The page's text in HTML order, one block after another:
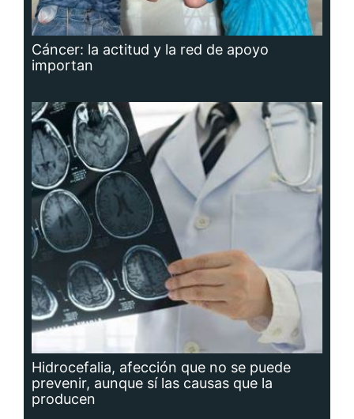
Cáncer: la actitud y la red de apoyo
importan
Hidrocefalia, afección que no se puede
prevenir, aunque sí las causas que la
producen